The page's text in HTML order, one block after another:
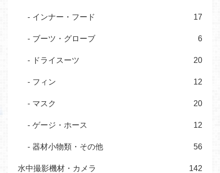
インナー・フード 17
ブーツ・グローブ 6
ドライスーツ 20
フィン 12
マスク 20
ゲージ・ホース 12
器材小物類・その他 56
水中撮影機材・カメラ 142